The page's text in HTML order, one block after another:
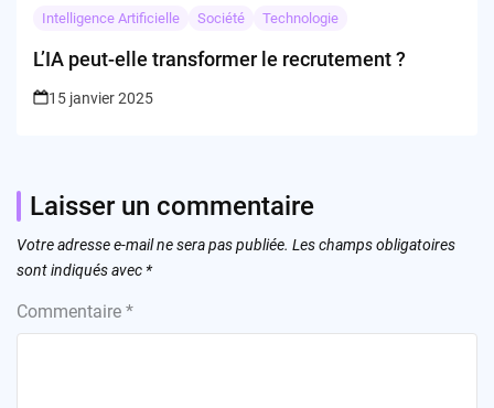
Intelligence Artificielle Société Technologie
L’IA peut-elle transformer le recrutement ?
15 janvier 2025
Laisser un commentaire
Votre adresse e-mail ne sera pas publiée. Les champs obligatoires
sont indiqués avec *
Commentaire *